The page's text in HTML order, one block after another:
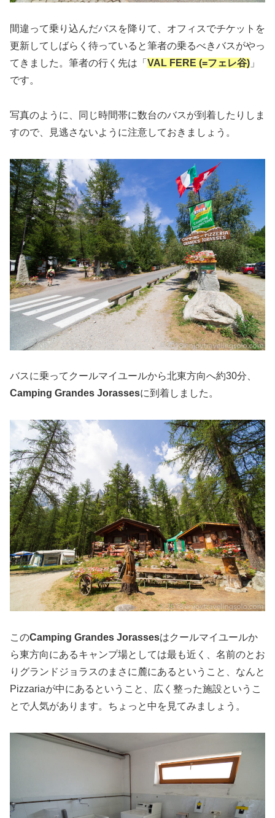
間違って乗り込んだバスを降りて、オフィスでチケットを
更新してしばらく待っていると筆者の乗るべきバスがやっ
てきました。筆者の行く先は「 VAL FERE (=フェレ谷) 」
です。
写真のように、同じ時間帯に数台のバスが到着したりしま
すので、見逃さないように注意しておきましょう。
バスに乗ってクールマイユールから北東方向へ約30分、
Camping Grandes Jorassesに到着しました。
このCamping Grandes Jorassesはクールマイユールか
ら東方向にあるキャンプ場としては最も近く、名前のとお
りグランドジョラスのまさに麓にあるということ、なんと
Pizzariaが中にあるということ、広く整った施設というこ
とで人気があります。ちょっと中を見てみましょう。